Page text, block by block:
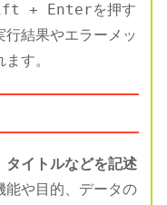
+ Enterを押す
結果やエラーメッ
す。
タイトルなどを記述
能や目的、データの